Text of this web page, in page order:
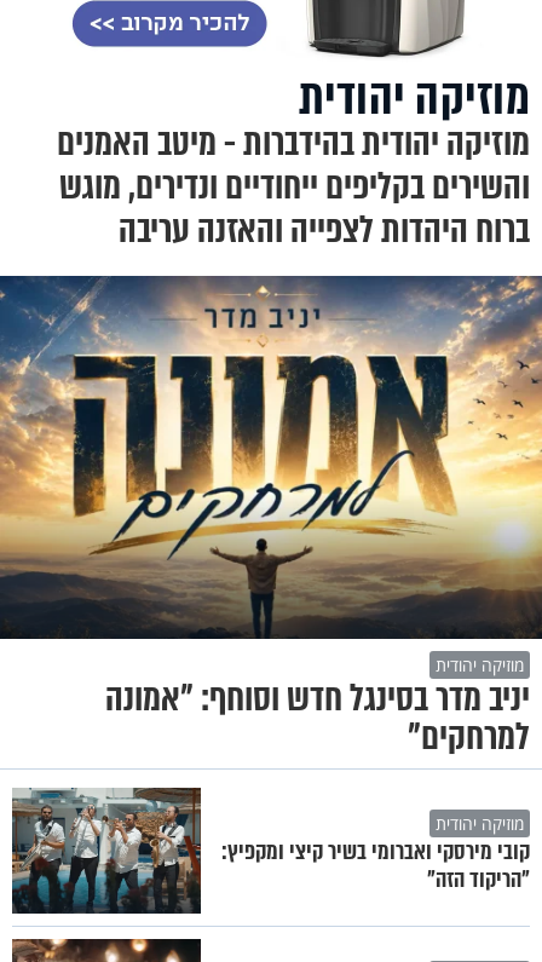
מוזיקה יהודית
מוזיקה יהודית בהידברות - מיטב האמנים
והשירים בקליפים ייחודיים ונדירים, מוגש
ברוח היהדות לצפייה והאזנה עריבה
מוזיקה יהודית
יניב מדר בסינגל חדש וסוחף: "אמונה
למרחקים"
מוזיקה יהודית
קובי מירסקי ואברומי בשיר קיצי ומקפיץ:
"הריקוד הזה"